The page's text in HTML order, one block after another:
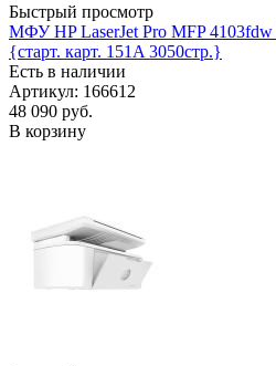
Быстрый просмотр
МФУ HP LaserJet Pro MFP
{старт. карт. 151A 3050стр.}
Есть в наличии
Артикул: 166612
48 090 руб.
В корзину